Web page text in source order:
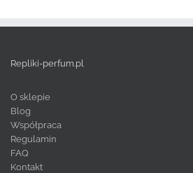
Repliki-perfum.pl
O sklepie
Blog
Współpraca
Regulamin
FAQ
Kontakt